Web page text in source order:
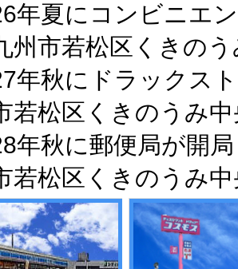
年夏にコンビニエ
州市若松区くきの
年秋にドラック
若松区くきのうみ
年秋に郵便
若松区くきのうみ